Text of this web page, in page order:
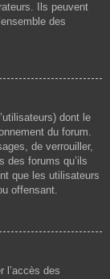
Ils peuvent
des
dont le
du forum.
de verrouiller,
des forums qu’ils
que les utilisateurs
offensant.
l’accès des